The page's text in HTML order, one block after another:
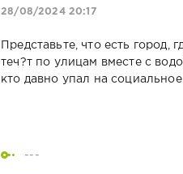
28/08/2024 20:17
Представьте, что есть город,
теч?т по улицам вместе с
кто давно упал на
---